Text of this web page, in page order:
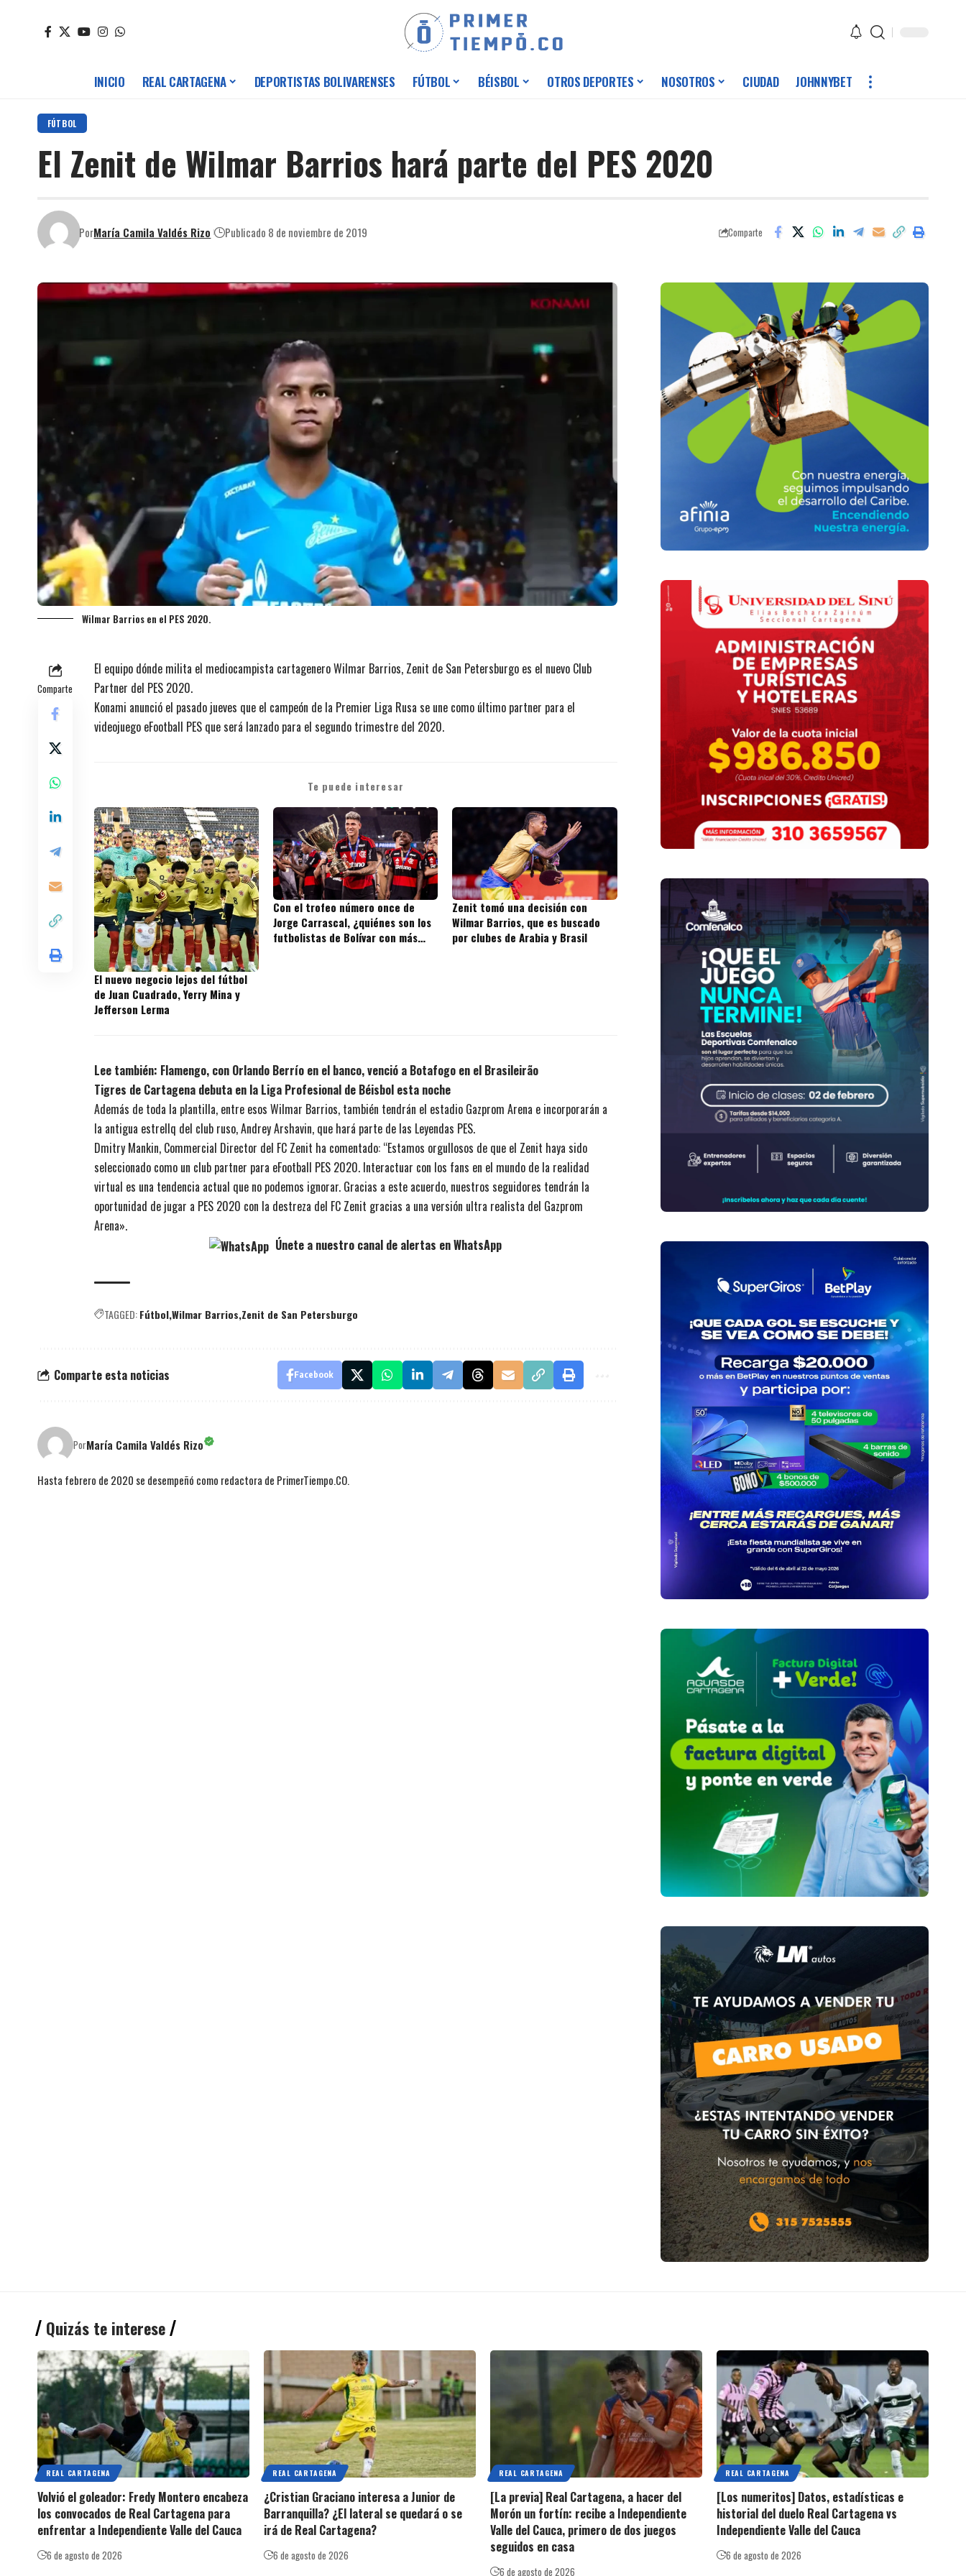
INICIO REAL CARTAGENA DEPORTISTAS BOLIVARENSES FÚTBOL BÉISBOL OTROS DEPORTES NOSOTROS CIUDAD JOHNNYBET
FÚTBOL
El Zenit de Wilmar Barrios hará parte del PES 2020
PorMaría Camila Valdés Rizo Publicado 8 de noviembre de 2019 Comparte
Wilmar Barrios en el PES 2020.
Comparte
El equipo dónde milita el mediocampista cartagenero Wilmar Barrios, Zenit de San Petersburgo es el nuevo Club
Partner del PES 2020.
Konami anunció el pasado jueves que el campeón de la Premier Liga Rusa se une como último partner para el
videojuego eFootball PES que será lanzado para el segundo trimestre del 2020.
Te puede interesar
El nuevo negocio lejos del fútbol
de Juan Cuadrado, Yerry Mina y
Jefferson Lerma
Con el trofeo número once de
Jorge Carrascal, ¿quiénes son los
futbolistas de Bolívar con más
Zenit tomó una decisión con
Wilmar Barrios, que es buscado
por clubes de Arabia y Brasil
Lee también: Flamengo, con Orlando Berrío en el banco, venció a Botafogo en el Brasileirão
Tigres de Cartagena debuta en la Liga Profesional de Béisbol esta noche
Además de toda la plantilla, entre esos Wilmar Barrios, también tendrán el estadio Gazprom Arena e incorporarán a
la antigua estrellq del club ruso, Andrey Arshavin, que hará parte de las Leyendas PES.
Dmitry Mankin, Commercial Director del FC Zenit ha comentado: “Estamos orgullosos de que el Zenit haya sido
seleccionado como un club partner para eFootball PES 2020. Interactuar con los fans en el mundo de la realidad
virtual es una tendencia actual que no podemos ignorar. Gracias a este acuerdo, nuestros seguidores tendrán la
oportunidad de jugar a PES 2020 con la destreza del FC Zenit gracias a una versión ultra realista del Gazprom
Arena».
Únete a nuestro canal de alertas en WhatsApp
TAGGED:FútbolWilmar Barrios Zenit de San Petersburgo
Comparte esta noticias Facebook
PorMaría Camila Valdés Rizo
Hasta febrero de 2020 se desempeñó como redactora de PrimerTiempo.CO.
Quizás te interese
REAL CARTAGENA
Volvió el goleador: Fredy Montero encabeza
los convocados de Real Cartagena para
enfrentar a Independiente Valle del Cauca
6 de agosto de 2026
REAL CARTAGENA
¿Cristian Graciano interesa a Junior de
Barranquilla? ¿El lateral se quedará o se
irá de Real Cartagena?
6 de agosto de 2026
REAL CARTAGENA
[La previa] Real Cartagena, a hacer del
Morón un fortín: recibe a Independiente
Valle del Cauca, primero de dos juegos
seguidos en casa
6 de agosto de 2026
REAL CARTAGENA
[Los numeritos] Datos, estadísticas e
historial del duelo Real Cartagena vs
Independiente Valle del Cauca
6 de agosto de 2026